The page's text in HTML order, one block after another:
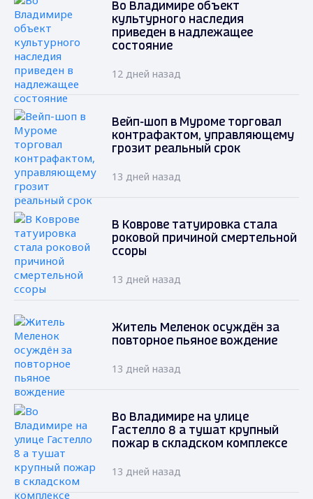
Во Владимире объект
культурного наследия
приведен в надлежащее
состояние
12 дней назад
Вейп-шоп в Муроме торговал
контрафактом, управляющему
грозит реальный срок
13 дней назад
В Коврове татуировка стала
роковой причиной смертельной
ссоры
13 дней назад
Житель Меленок осуждён за
повторное пьяное вождение
13 дней назад
Во Владимире на улице
Гастелло 8 а тушат крупный
пожар в складском комплексе
13 дней назад